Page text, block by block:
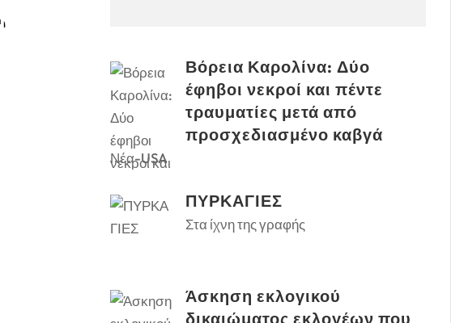
Βόρεια Καρολίνα: Δύο
έφηβοι νεκροί και πέντε
τραυματίες μετά από
προσχεδιασμένο καβγά
Νέα-USA
ΠΥΡΚΑΓΙΕΣ
Στα ίχνη της γραφής
Άσκηση εκλογικού
δικαιώματος εκλογέων που